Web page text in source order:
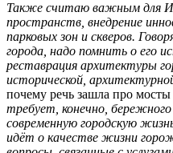
Также считаю важным для
пространств, внедрение
парковых зон и скверов.
города, надо помнить о его
реставрация архитектуры
исторической,
почему речь зашла про мосты
требует, конечно,
современную городскую
идёт о качестве жизни